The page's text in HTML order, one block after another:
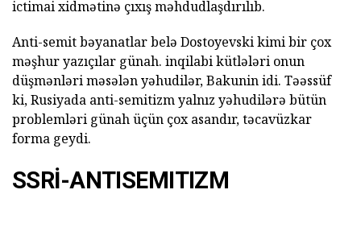
ictimai xidmətinə çıxış məhdudlaşdırılıb.
Anti-semit bəyanatlar belə Dostoyevski kimi bir çox
məşhur yazıçılar günah. inqilabi kütlələri onun
düşmənləri məsələn yəhudilər, Bakunin idi. Təəssüf
ki, Rusiyada anti-semitizm yalnız yəhudilərə bütün
problemləri günah üçün çox asandır, təcavüzkar
forma geydi.
SSRİ-ANTISEMITIZM